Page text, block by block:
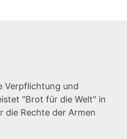
Verpflichtung und
"Brot für die Welt" in
die Rechte der Armen